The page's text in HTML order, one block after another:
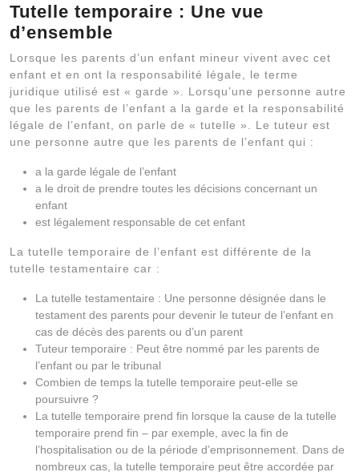
Tutelle temporaire : Une vue
d’ensemble
Lorsque les parents d’un enfant mineur vivent avec cet
enfant et en ont la responsabilité légale, le terme
juridique utilisé est « garde ». Lorsqu’une personne autre
que les parents de l’enfant a la garde et la responsabilité
légale de l’enfant, on parle de « tutelle ». Le tuteur est
une personne autre que les parents de l’enfant qui :
a la garde légale de l’enfant
a le droit de prendre toutes les décisions concernant un
enfant
est légalement responsable de cet enfant
La tutelle temporaire de l’enfant est différente de la
tutelle testamentaire car :
La tutelle testamentaire : Une personne désignée dans le
testament des parents pour devenir le tuteur de l’enfant en
cas de décès des parents ou d’un parent
Tuteur temporaire : Peut être nommé par les parents de
l’enfant ou par le tribunal
Combien de temps la tutelle temporaire peut-elle se
poursuivre ?
La tutelle temporaire prend fin lorsque la cause de la tutelle
temporaire prend fin – par exemple, avec la fin de
l’hospitalisation ou de la période d’emprisonnement. Dans de
nombreux cas, la tutelle temporaire peut être accordée par